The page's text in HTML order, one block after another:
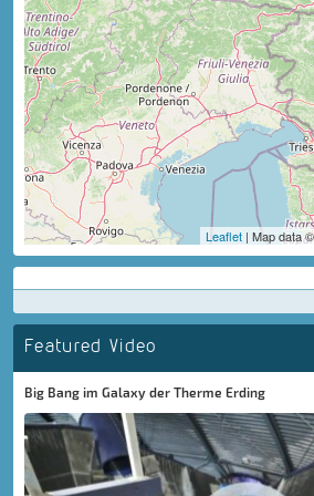
Leaflet | Map data
Featured Video
Big Bang im Galaxy der Therme Erding